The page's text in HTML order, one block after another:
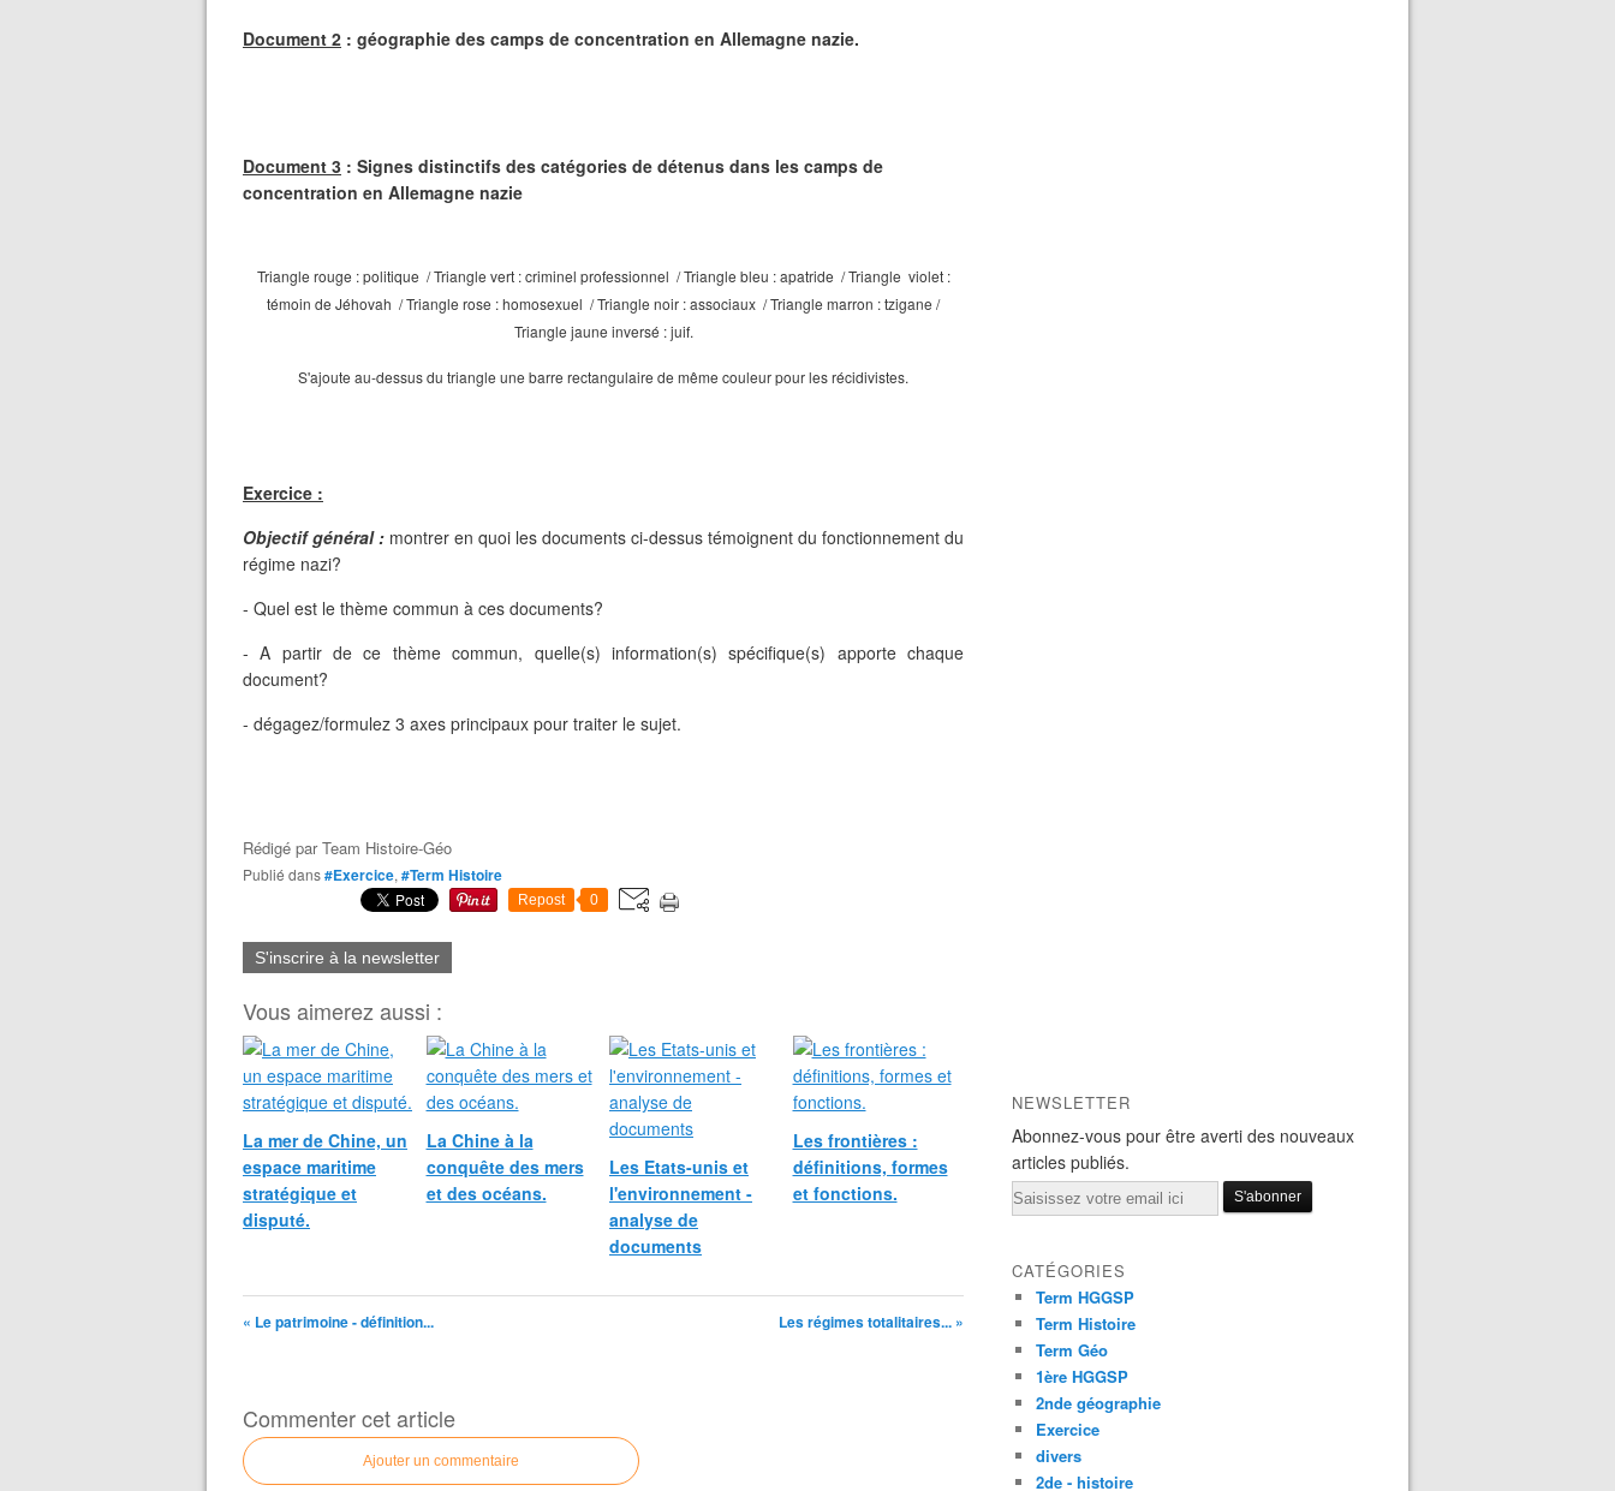
Document 2 : géographie des camps de concentration en Allemagne nazie.
Document 3 : Signes distinctifs des catégories de détenus dans les camps de
concentration en Allemagne nazie
Triangle rouge : politique / Triangle vert : criminel professionnel / Triangle bleu : apatride / Triangle violet :
témoin de Jéhovah / Triangle rose : homosexuel / Triangle noir : associaux / Triangle marron : tzigane /
Triangle jaune inversé : juif.
S'ajoute au-dessus du triangle une barre rectangulaire de même couleur pour les récidivistes.
Exercice :
Objectif général : montrer en quoi les documents ci-dessus témoignent du fonctionnement du
régime nazi?
- Quel est le thème commun à ces documents?
- A partir de ce thème commun, quelle(s) information(s) spécifique(s) apporte chaque
document?
- dégagez/formulez 3 axes principaux pour traiter le sujet.
Rédigé parTeam Histoire-Géo
Publié dans#Exercice, #Term Histoire
Repost 0
S'inscrire à la newsletter
Vous aimerez aussi :
La mer de Chine, un
espace maritime
stratégique et
disputé.
La Chine à la
conquête des mers
et des océans.
Les Etats-unis et
l'environnement -
analyse de
documents
Les frontières :
définitions, formes
et fonctions.
« Le patrimoine - définition... Les régimes totalitaires... »
Commenter cet article
Ajouter un commentaire
NEWSLETTER
Abonnez-vous pour être averti des nouveaux
articles publiés.
Email
CATÉGORIES
Term HGGSP
Term Histoire
Term Géo
1ère HGGSP
2nde géographie
Exercice
divers
2de - histoire